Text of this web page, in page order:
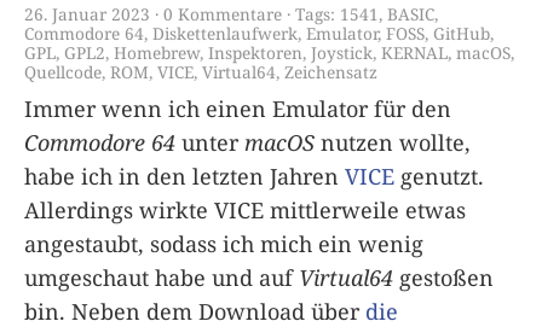
26. Januar 2023 0 Kommentare Tags: 1541 , BASIC,
Commodore 64, Diskettenlaufwerk, Emulator, FOSS, GitHub,
GPL, GPL2, Homebrew, Inspektoren, Joystick, KERNAL, macOS,
Quellcode, ROM, VICE, Virtual64, Zeichensatz
Immer wenn ich einen Emulator für den
Commodore 64 unter macOS nutzen wollte,
habe ich in den letzten Jahren VICE genutzt.
Allerdings wirkte VICE mittlerweile etwas
angestaubt, sodass ich mich ein wenig
umgeschaut habe und auf Virtual64 gestoßen
bin. Neben dem Download über die